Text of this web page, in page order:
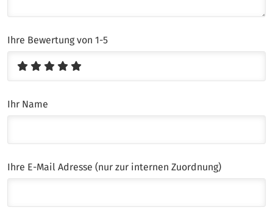
Ihre Bewertung von 1-5
Ihr Name
Ihre E-Mail Adresse (nur zur internen Zuordnung)